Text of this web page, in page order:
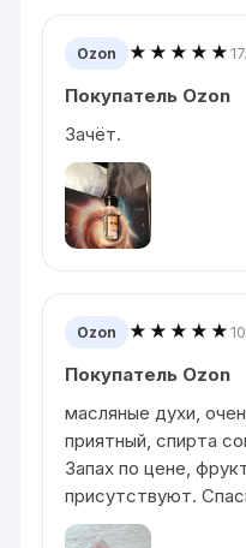
Ozon ★★★★★
Покупатель Ozon
Зачёт.
Ozon ★★★★★
Покупатель Ozon
масляные духи,
приятный, спирта
Запах по цене,
присутствуют.